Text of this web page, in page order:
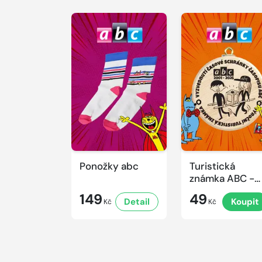
Ponožky abc
149 Kč Detail
Turistická
známka ABC -
schránka v ZOO
49 Kč Koupit